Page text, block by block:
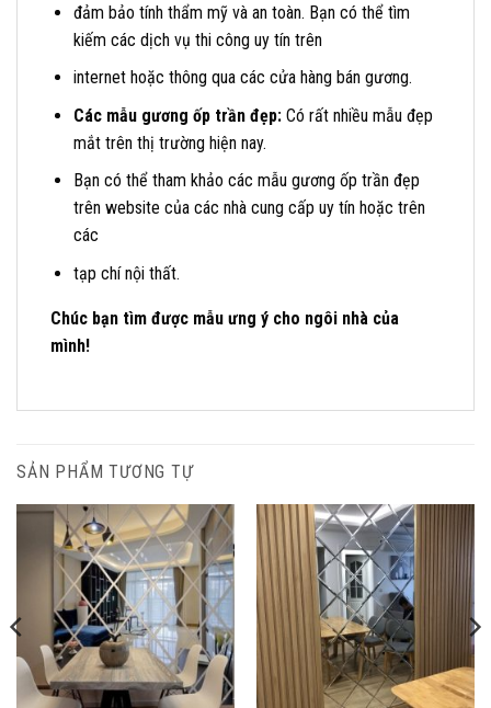
đảm bảo tính thẩm mỹ và an toàn. Bạn có thể tìm
kiếm các dịch vụ thi công uy tín trên
internet hoặc thông qua các cửa hàng bán gương.
Các mẫu gương ốp trần đẹp:Có rất nhiều mẫu đẹp
mắt trên thị trường hiện nay.
Bạn có thể tham khảo các mẫu gương ốp trần đẹp
trên website của các nhà cung cấp uy tín hoặc trên
các
tạp chí nội thất.
Chúc bạn tìm được mẫu ưng ý cho ngôi nhà của
mình!
SẢN PHẨM TƯƠNG TỰ